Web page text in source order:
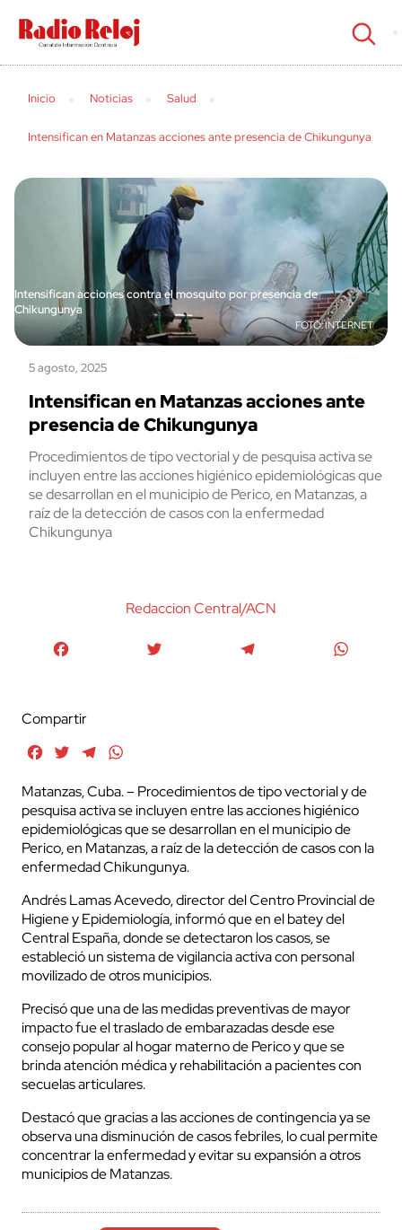
cerrar
Inicio Noticias Salud
Intensifican en Matanzas acciones ante presencia de Chikungunya
Intensifican acciones contra el mosquito por presencia de
Chikungunya
INTERNET
5 agosto, 2025
Intensifican en Matanzas acciones ante
presencia de Chikungunya
Procedimientos de tipo vectorial y de pesquisa activa se
incluyen entre las acciones higiénico epidemiológicas que
se desarrollan en el municipio de Perico, en Matanzas, a
raíz de la detección de casos con la enfermedad
Chikungunya
Redaccion Central/ACN
Compartir
FacebookTwitterTelegram
Matanzas, Cuba. – Procedimientos de tipo vectorial y de
pesquisa activa se incluyen entre las acciones higiénico
epidemiológicas que se desarrollan en el municipio de
Perico, en Matanzas, a raíz de la detección de casos con la
enfermedad Chikungunya.
Andrés Lamas Acevedo, director del Centro Provincial de
Higiene y Epidemiología, informó que en el batey del
Central España, donde se detectaron los casos, se
estableció un sistema de vigilancia activa con personal
movilizado de otros municipios.
Precisó que una de las medidas preventivas de mayor
impacto fue el traslado de embarazadas desde ese
consejo popular al hogar materno de Perico y que se
brinda atención médica y rehabilitación a pacientes con
secuelas articulares.
Destacó que gracias a las acciones de contingencia ya se
observa una disminución de casos febriles, lo cual permite
concentrar la enfermedad y evitar su expansión a otros
municipios de Matanzas.